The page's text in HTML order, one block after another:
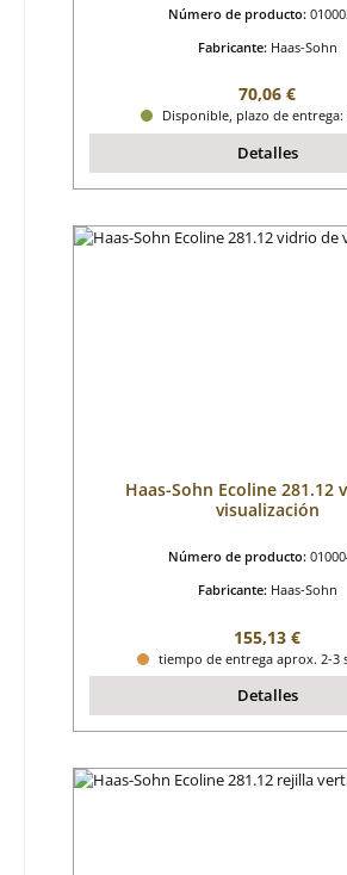
Número de producto:
Fabricante: Haas-Sohn
Precio normal:
70,06 €
Disponible, plazo de entrega:
Detalles
Haas-Sohn Ecoline 281.12
visualización
Número de producto:
Fabricante: Haas-Sohn
Precio normal:
155,13 €
tiempo de entrega aprox. 2-3
Detalles